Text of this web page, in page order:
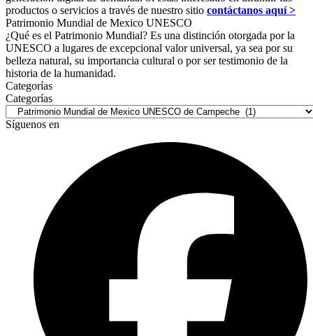
productos o servicios a través de nuestro sitio contáctanos aquí >
Patrimonio Mundial de Mexico UNESCO
¿Qué es el Patrimonio Mundial? Es una distinción otorgada por la
UNESCO a lugares de excepcional valor universal, ya sea por su
belleza natural, su importancia cultural o por ser testimonio de la
historia de la humanidad.
Categorías
Categorías
Síguenos en